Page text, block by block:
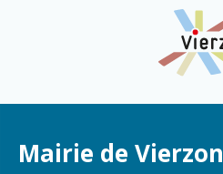
urbain
Gare de Vierzon
Mairie de Vierzon